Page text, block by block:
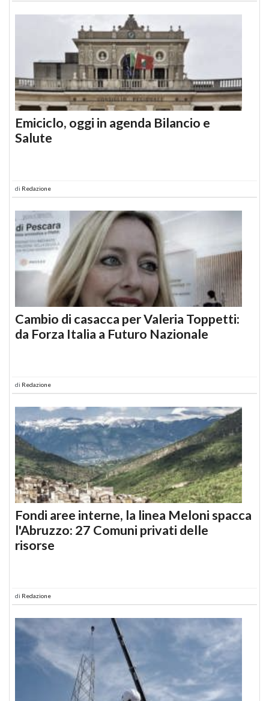
Emiciclo, oggi in agenda Bilancio e
Salute
di Redazione
Cambio di casacca per Valeria Toppetti:
da Forza Italia a Futuro Nazionale
di Redazione
Fondi aree interne, la linea Meloni spacca
l'Abruzzo: 27 Comuni privati delle
risorse
di Redazione